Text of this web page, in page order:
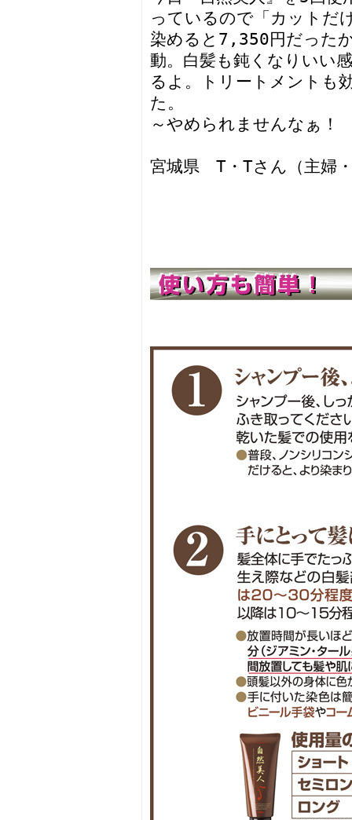
っているので「カットだ
染めると7,350円だった
動。白髪も鈍くなりいい
るよ。トリートメントも
た。
～やめられませんなぁ！
宮城県 T・Tさん（主婦